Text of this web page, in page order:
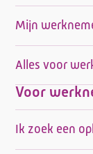
Mijn
Alles voor
Voor
Ik zoek een